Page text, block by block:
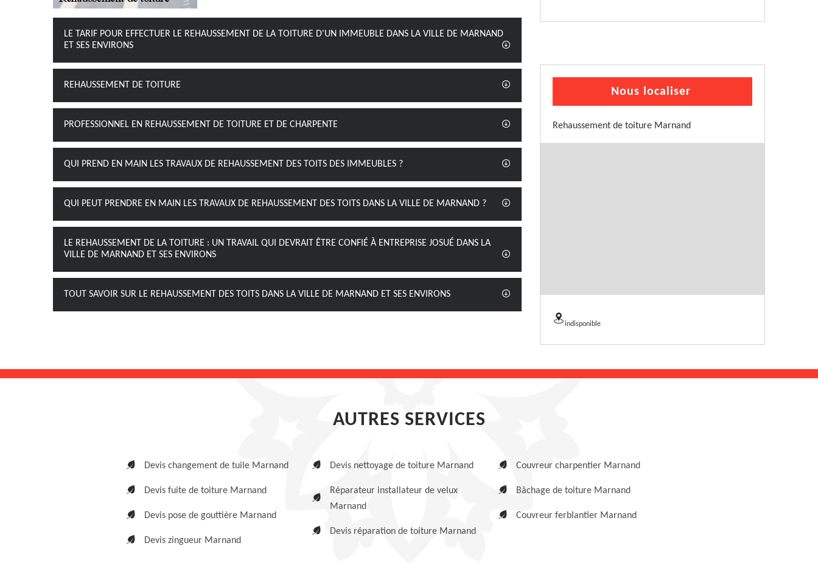
LE TARIF POUR EFFECTUER LE REHAUSSEMENT DE LA TOITURE D'UN IMMEUBLE DANS LA VILLE DE MARNAND
ET SES ENVIRONS
REHAUSSEMENT DE TOITURE
PROFESSIONNEL EN REHAUSSEMENT DE TOITURE ET DE CHARPENTE
QUI PREND EN MAIN LES TRAVAUX DE REHAUSSEMENT DES TOITS DES IMMEUBLES ?
QUI PEUT PRENDRE EN MAIN LES TRAVAUX DE REHAUSSEMENT DES TOITS DANS LA VILLE DE MARNAND ?
LE REHAUSSEMENT DE LA TOITURE : UN TRAVAIL QUI DEVRAIT ÊTRE CONFIÉ À ENTREPRISE JOSUÉ DANS LA
VILLE DE MARNAND ET SES ENVIRONS
TOUT SAVOIR SUR LE REHAUSSEMENT DES TOITS DANS LA VILLE DE MARNAND ET SES ENVIRONS
Nous localiser
Rehaussement de toiture Marnand
indisponible
AUTRES SERVICES
Devis changement de tuile Marnand
Devis fuite de toiture Marnand
Devis pose de gouttière Marnand
Devis zingueur Marnand
Devis nettoyage de toiture Marnand
Réparateur installateur de velux
Marnand
Devis réparation de toiture Marnand
Couvreur charpentier Marnand
Bâchage de toiture Marnand
Couvreur ferblantier Marnand